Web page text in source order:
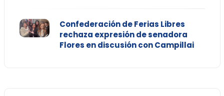
Confederación de Ferias Libres
rechaza expresión de senadora
Flores en discusión con Campillai